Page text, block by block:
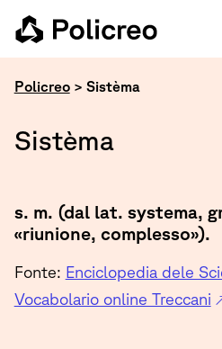
Policreo> Sistèma
Sistèma
s. m. (dal lat. systema,
«riunione, complesso»).
Fonte: Enciclopedia dele
Vocabolario online Treccani